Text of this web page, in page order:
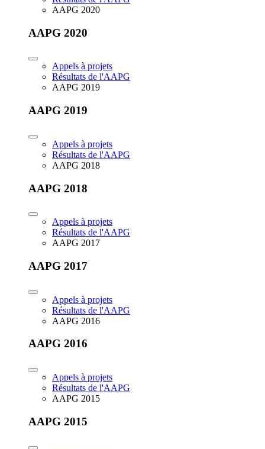
AAPG 2020
AAPG 2020
Appels à projets
Résultats de l'AAPG
AAPG 2019
AAPG 2019
Appels à projets
Résultats de l'AAPG
AAPG 2018
AAPG 2018
Appels à projets
Résultats de l'AAPG
AAPG 2017
AAPG 2017
Appels à projets
Résultats de l'AAPG
AAPG 2016
AAPG 2016
Appels à projets
Résultats de l'AAPG
AAPG 2015
AAPG 2015